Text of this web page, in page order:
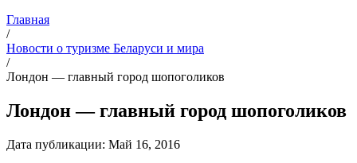
Главная
/
Новости о туризме Беларуси и мира
/
Лондон — главный город шопоголиков
Лондон — главный город шопоголиков
Дата публикации: Май 16, 2016